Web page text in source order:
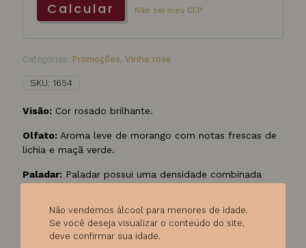
Calcular Não sei meu CEP
Categorias: Promoções, Vinho rose
SKU: 1654
Visão: Cor rosado brilhante.
Olfato: Aroma leve de morango com notas frescas de
lichia e maçã verde.
Paladar: Paladar possui uma densidade combinada
Harmonização:Aperitivos, saladas, pratos leves e
sanduíches.
Não vendemos álcool para menores de idade.
Se você deseja visualizar o conteúdo do site,
deve confirmar sua idade.